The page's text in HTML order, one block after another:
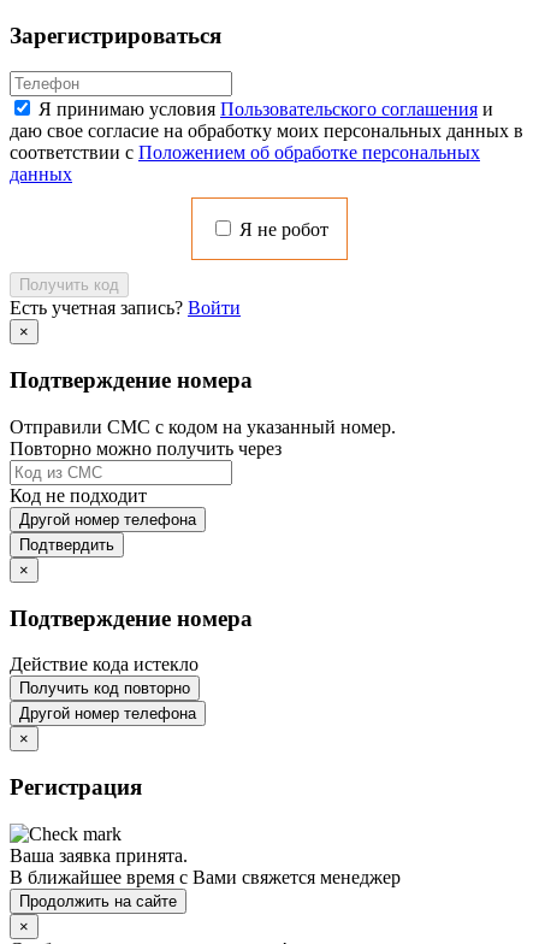
Зарегистрироваться
Я принимаю условия Пользовательского соглашения и
даю свое согласие на обработку моих персональных данных в
соответствии с Положением об обработке персональных
данных
Я не робот
Получить код
Есть учетная запись? Войти
×
Подтверждение номера
Отправили СМС с кодом на указанный номер.
Повторно можно получить через
Код не подходит
Другой номер телефона
Подтвердить
×
Подтверждение номера
Действие кода истекло
Получить код повторно
Другой номер телефона
×
Регистрация
Ваша заявка принята.
В ближайшее время с Вами свяжется менеджер
Продолжить на сайте
×